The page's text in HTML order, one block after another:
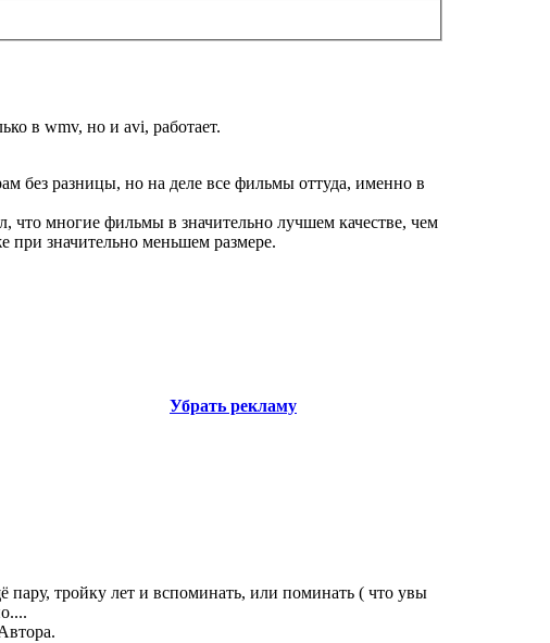
в wmv, но и avi, работает.
без разницы, но на деле все фильмы оттуда, именно в
что многие фильмы в значительно лучшем качестве, чем
значительно меньшем размере.
Убрать рекламу
пару, тройку лет и вспоминать, или поминать ( что увы